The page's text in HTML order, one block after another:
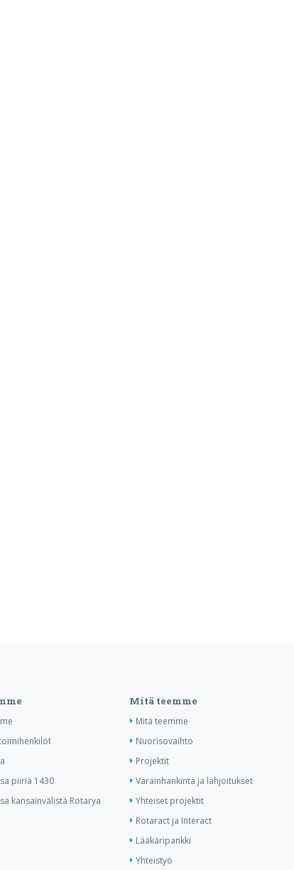
piiriä 1430
kansainvälistä Rotarya
Mitä teemme
Mitä teemme
Nuorisovaihto
Projektit
Varainhankinta ja lahjoitukset
Yhteiset projektit
Rotaract ja Interact
Lääkäripankki
Yhteistyö